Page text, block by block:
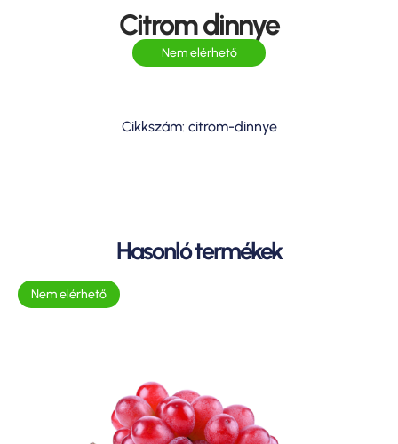
Citrom dinnye
Nem elérhető
Cikkszám: citrom-dinnye
Hasonló termékek
Nem elérhető